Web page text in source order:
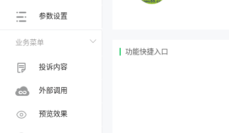
参数设置
业务菜单
投诉内容
外部调用
预览效果
功能快捷入口